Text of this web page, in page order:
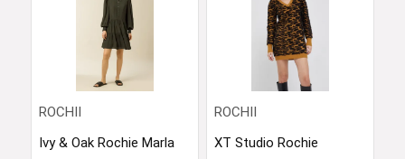
ROCHII
Ivy & Oak Rochie Marla
ROCHII
XT Studio Rochie